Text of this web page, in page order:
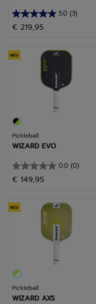
5.0 (3)
5.0
von
Sternen.
Bewertungen
€ 219,95
NEU
Pickleball
WIZARD EVO
0.0 (0)
0.0
von
Sternen.
€ 149,95
NEU
Pickleball
WIZARD AXS